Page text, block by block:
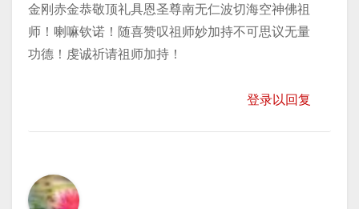
金刚赤金恭敬顶礼具恩圣尊南无仁波切海空神佛祖
师！喇嘛钦诺！随喜赞叹祖师妙加持不可思议无量
功德！虔诚祈请祖师加持！
登录以回复